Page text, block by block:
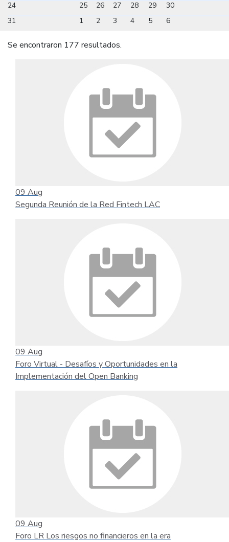
24
25 26 27 28 29
30
31
1 2 3 4 5 6
Se encontraron 177 resultados.
09 Aug
Segunda Reunión de la Red Fintech LAC
09 Aug
Foro Virtual - Desafíos y Oportunidades en la
Implementación del Open Banking
09 Aug
Foro LR Los riesgos no financieros en la era